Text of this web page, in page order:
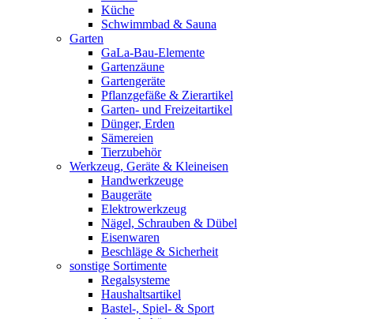
Küche
Schwimmbad & Sauna
Garten
GaLa-Bau-Elemente
Gartenzäune
Gartengeräte
Pflanzgefäße & Zierartikel
Garten- und Freizeitartikel
Dünger, Erden
Sämereien
Tierzubehör
Werkzeug, Geräte & Kleineisen
Handwerkzeuge
Baugeräte
Elektrowerkzeug
Nägel, Schrauben & Dübel
Eisenwaren
Beschläge & Sicherheit
sonstige Sortimente
Regalsysteme
Haushaltsartikel
Bastel-, Spiel- & Sport